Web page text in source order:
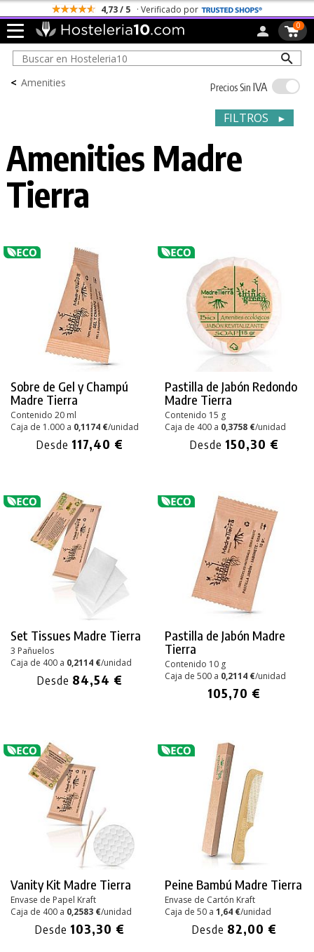
4,73 / 5 · Verificado por
0
< Amenities Precios Sin IVA
FILTROS ►
Amenities Madre
Tierra
Sobre de Gel y Champú
Madre Tierra
Contenido 20 ml
Caja de 1.000 a 0,1174 €/unidad
Desde 117,40 €
Pastilla de Jabón Redondo
Madre Tierra
Contenido 15 g
Caja de 400 a 0,3758 €/unidad
Desde 150,30 €
Set Tissues Madre Tierra
3 Pañuelos
Caja de 400 a 0,2114 €/unidad
Desde 84,54 €
Pastilla de Jabón Madre
Tierra
Contenido 10 g
Caja de 500 a 0,2114 €/unidad
105,70 €
Vanity Kit Madre Tierra
Envase de Papel Kraft
Caja de 400 a 0,2583 €/unidad
Desde 103,30 €
Peine Bambú Madre Tierra
Envase de Cartón Kraft
Caja de 50 a 1,64 €/unidad
Desde 82,00 €